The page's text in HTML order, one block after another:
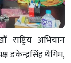
राष्ट्रिय अभियान
डकेन्द्रसिंह थेगिम,